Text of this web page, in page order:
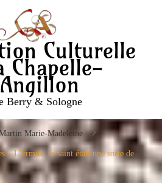
Culturelle
Chapelle-
Berry & Sologne
Marie-Madeleine
– L’ermite, le saint était une sorte de